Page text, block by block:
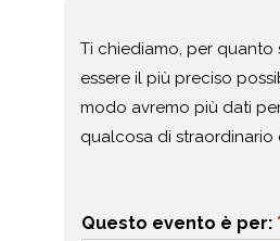
Ti chiediamo, per quanto
essere il più preciso
modo avremo più dati
qualcosa di straordinario
Questo evento è per: *